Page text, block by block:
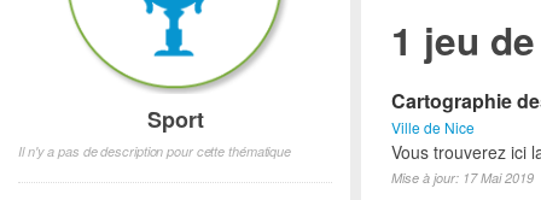
1 jeu
Cartographie
Ville de Nice
Vous trouverez ici
Mise à jour: 17 Mai 2019
Sport
Il n'y a pas de description pour cette thématique